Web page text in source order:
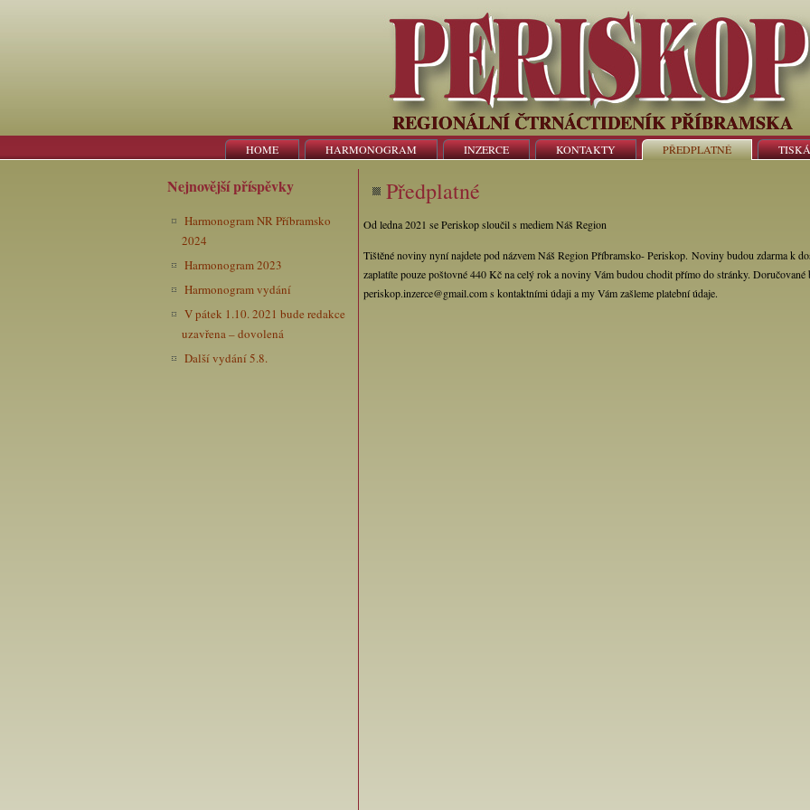
REGIONÁLNÍ ČTRNÁCTIDENÍK PŘÍBRAMSKA
HOME HARMONOGRAM INZERCE KONTAKTY PŘEDPLATNÉ
Nejnovější příspěvky
Harmonogram NR Příbramsko
2024
Harmonogram 2023
Harmonogram vydání
V pátek 1.10. 2021 bude redakce
uzavřena – dovolená
Další vydání 5.8.
Předplatné
Od ledna 2021 se Periskop sloučil s mediem Náš Region
Tištěné noviny nyní najdete pod názvem Náš Region Příbramsko- Periskop. Noviny budou zdarma k
zaplatíte pouze poštovné 440 Kč na celý rok a noviny Vám budou chodit přímo do stránky.
periskop.inzerce@gmail.com s kontaktními údaji a my Vám zašleme platební údaje.